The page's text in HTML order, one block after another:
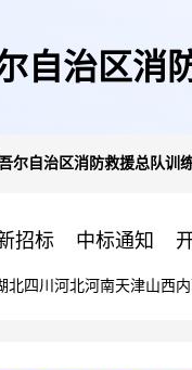
自治区消
尔自治区消防救援总队训
招标 中标通知
北四川 河北河南天津山西